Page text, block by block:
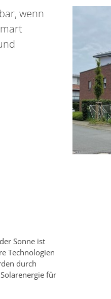
wenn
Sonne ist
Technologien
durch
für